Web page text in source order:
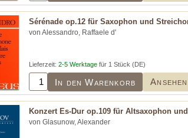
Sérénade op.12 für Saxophon und
von Alessandro, Raffaele d'
Lieferzeit: 2-5 Werktage für 1 Stück (DE)
In den Warenkorb Ansehen
Konzert Es-Dur op.109 für Altsaxophon
von Glasunow, Alexander